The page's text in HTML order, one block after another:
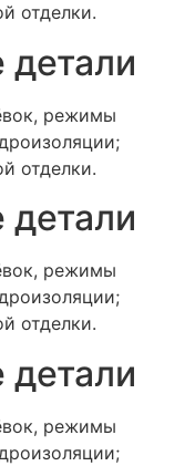
отделки.
детали
режимы
отделки.
детали
режимы
отделки.
детали
режимы